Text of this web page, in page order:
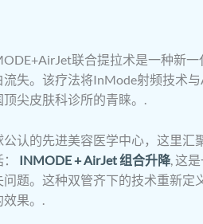
联合提拉术是一种新
流失。该疗法将InMode射频技术
尖皮肤科诊所的青睐。.
认的先进美容医学中心，这里
INMODE + AirJet 组合升降 , 这
题。这种双管齐下的技术重新
果。.